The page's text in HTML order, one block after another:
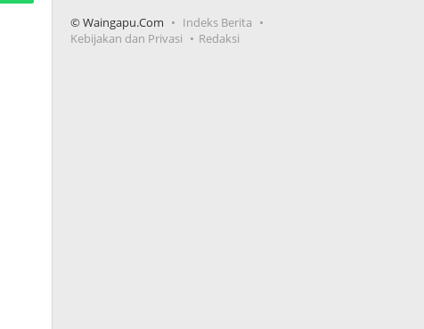
© Waingapu.Com
Indeks Berita
Kebijakan dan Privasi
Redaksi